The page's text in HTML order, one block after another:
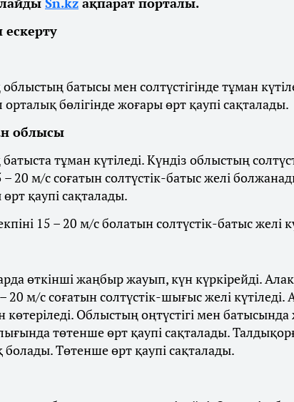
батысы мен солтүстігінде тұман
бөлігінде жоғары өрт қаупі сақталады.
облысы
тұман күтіледі. Күндіз облыстың
20 м/с соғатын солтүстік-батыс желі
қаупі сақталады.
15 – 20 м/с болатын солтүстік-батыс желі
өткінші жаңбыр жауып, күн күркірейді.
20 м/с соғатын солтүстік-шығыс желі күтіледі.
көтеріледі. Облыстың оңтүстігі мен
төтенше өрт қаупі сақталады.
болады. Төтенше өрт қаупі сақталады.